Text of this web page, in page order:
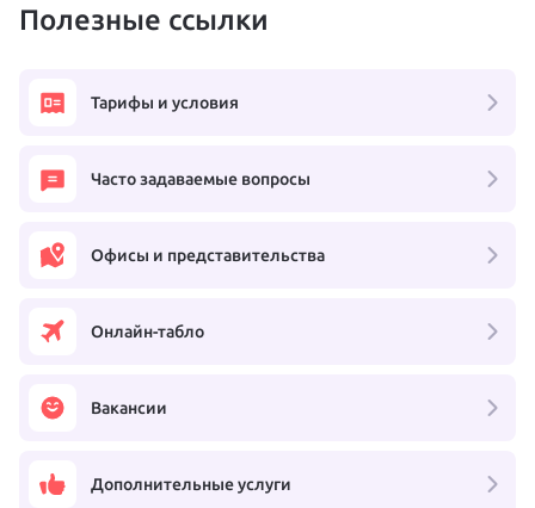
Полезные ссылки
Тарифы и условия
Часто задаваемые вопросы
Офисы и представительства
Онлайн-табло
Вакансии
Дополнительные услуги